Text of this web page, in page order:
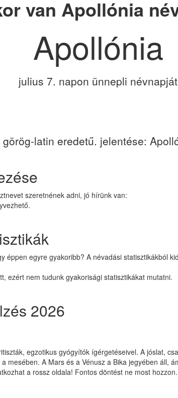
van Apollónia
Apollónia
julius 7. napon ünnepli névnapját
latin eredetű. jelentése:
szeretnének adni, jó hírünk van:
éppen egyre gyakoribb? A névadási statisztikákból
ezért nem tudunk gyakorisági statisztikákat mutatni.
2026
egzotikus gyógyítók ígérgetéseivel. A jóslat,
mesében. A Mars és a Vénusz a Bika jegyében áll,
a rossz oldala! Fontos döntést ne most hozzon.